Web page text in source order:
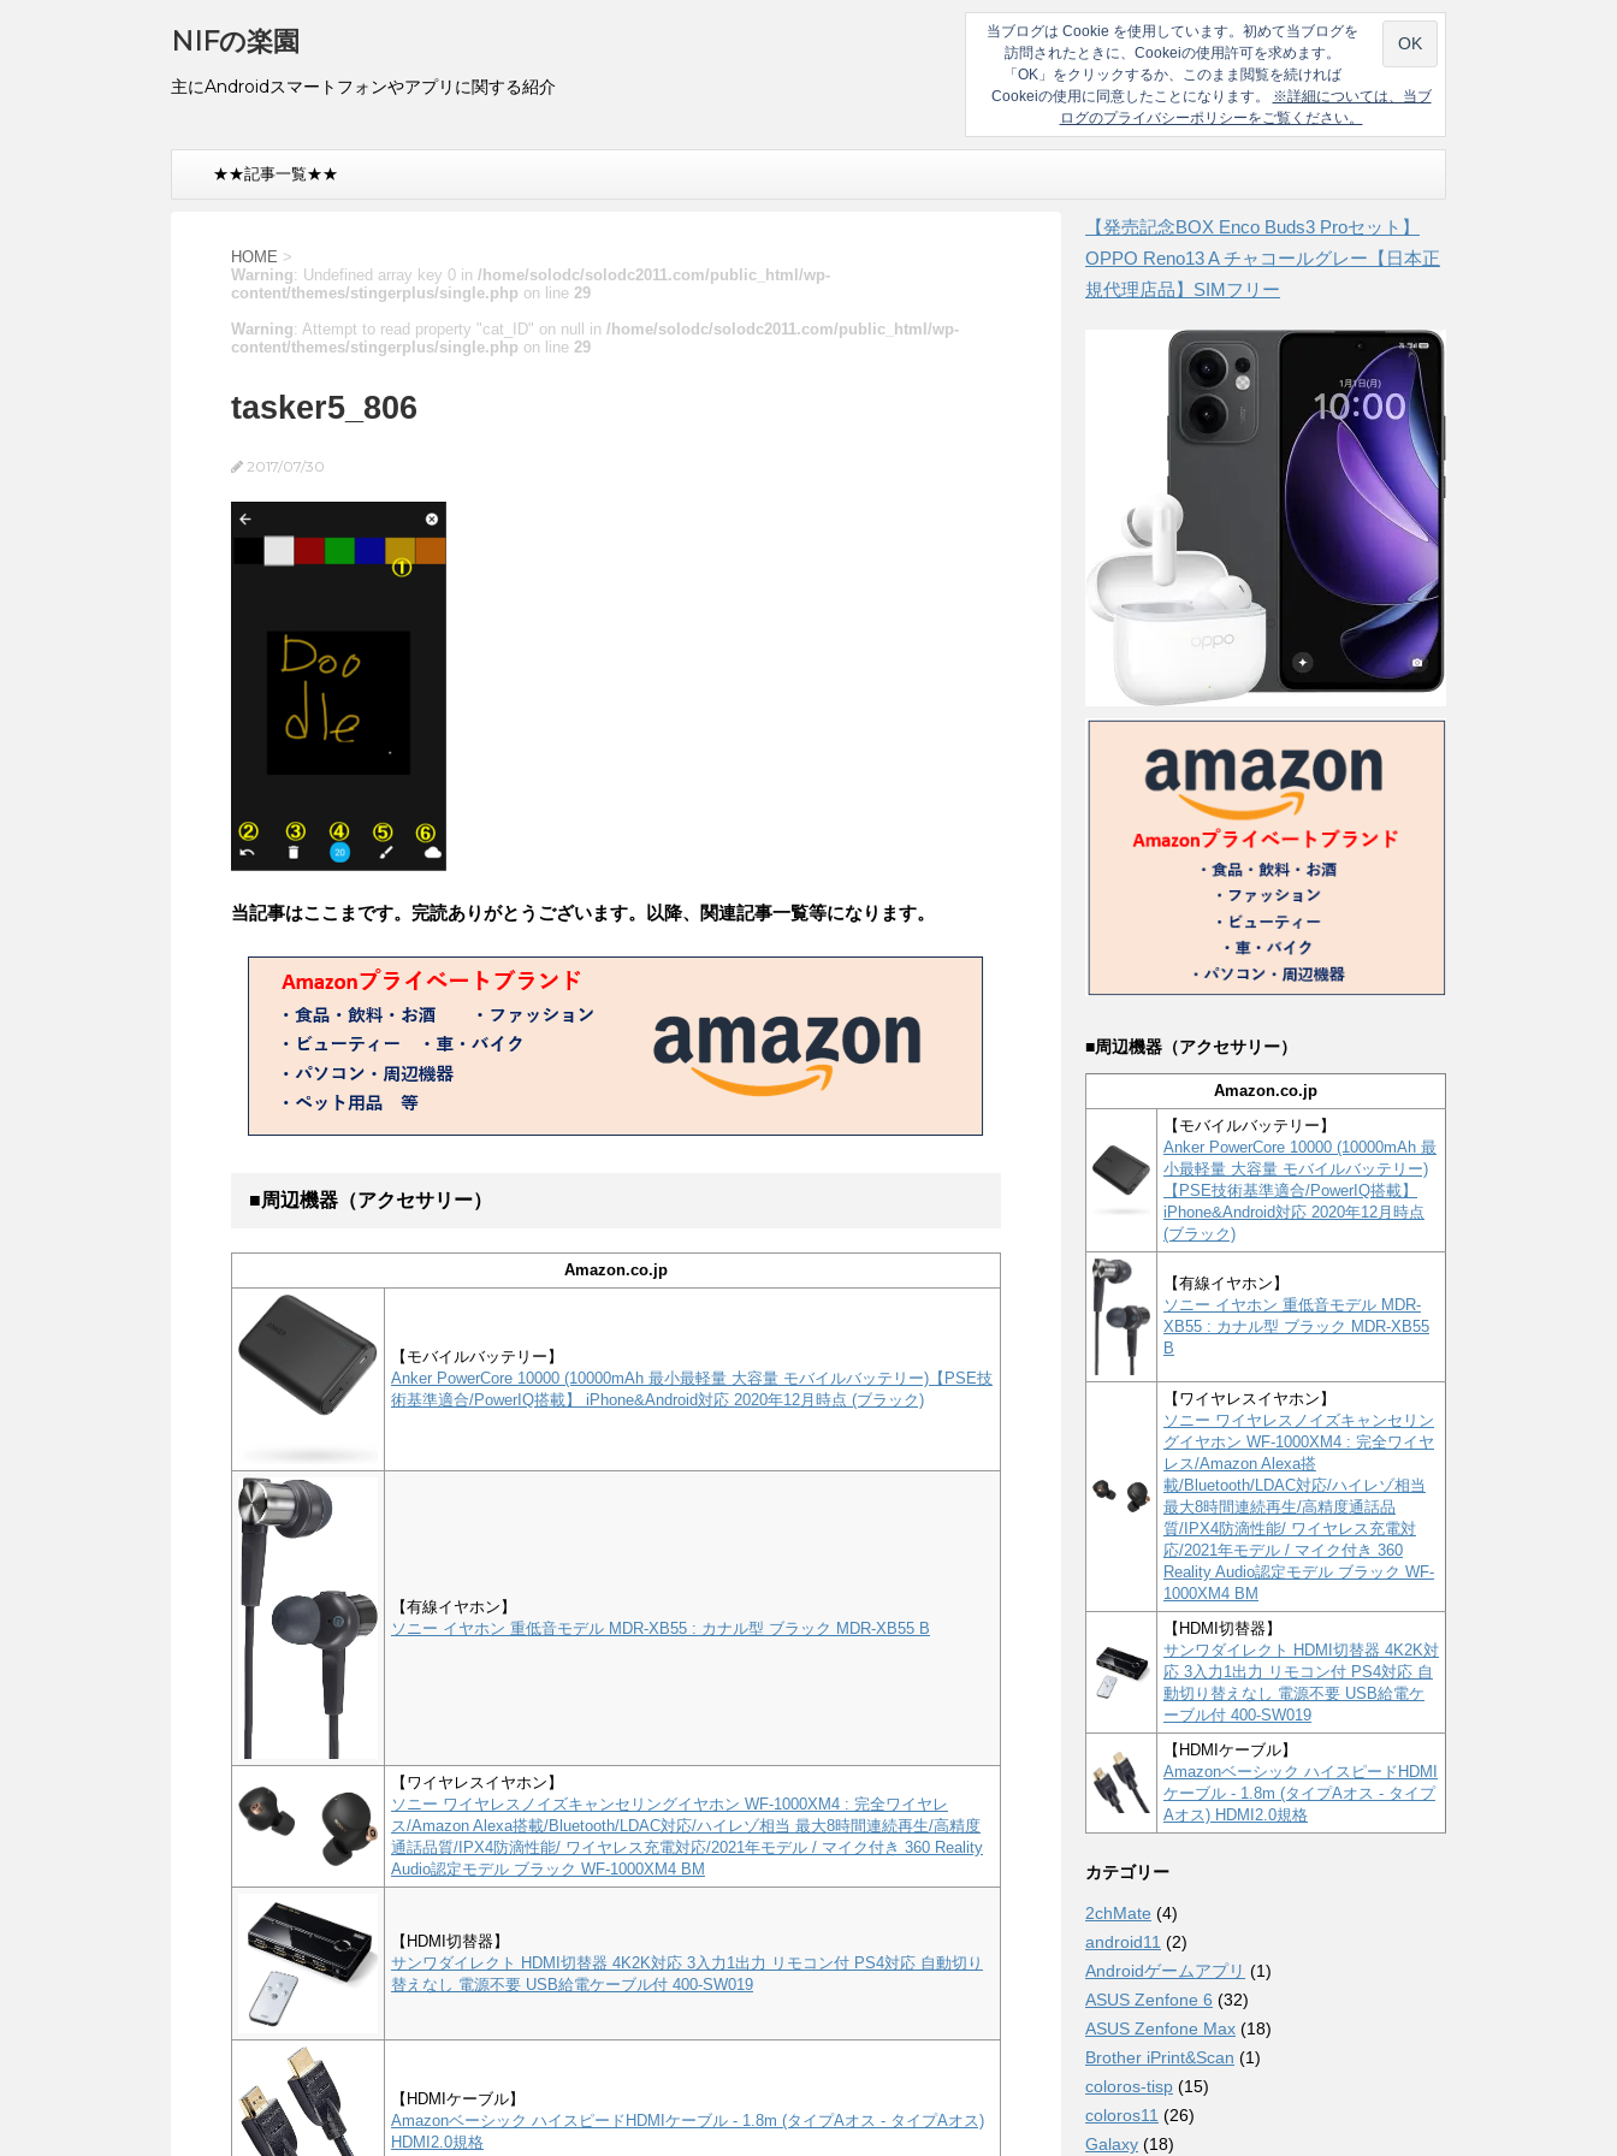
NIFの楽園
主にAndroidスマートフォンやアプリに関する紹介
当ブログは Cookie を使用しています。初めて当ブログを
訪問されたときに、Cookeiの使用許可を求めます。
「OK」をクリックするか、このまま閲覧を続ければ
Cookeiの使用に同意したことになります。
※詳細については、当ブ
ログのプライバシーポリシーをご覧ください。
★★記事一覧★★
HOME >
Warning: Undefined array key 0 in /home/solodc/solodc2011.com/public_html/wp-
content/themes/stingerplus/single.php on line 29
Warning: Attempt to read property "cat_ID" on null in /home/solodc/solodc2011.com/public_html/wp-
content/themes/stingerplus/single.php on line 29
tasker5_806
2017/07/30
当記事はここまです。完読ありがとうございます。以降、関連記事一覧等になります。
■周辺機器（アクセサリー）
Amazon.co.jp
【モバイルバッテリー】
Anker PowerCore 10000 (10000mAh 最小最軽量 大容量 モバイルバッテリー)【PSE技
術基準適合/PowerIQ搭載】 iPhone&Android対応 2020年12月時点 (ブラック)
【有線イヤホン】
ソニー イヤホン 重低音モデル MDR-XB55 : カナル型 ブラック MDR-XB55 B
【ワイヤレスイヤホン】
ソニー ワイヤレスノイズキャンセリングイヤホン WF-1000XM4 : 完全ワイヤレ
ス/Amazon Alexa搭載/Bluetooth/LDAC対応/ハイレゾ相当 最大8時間連続再生/高精度
通話品質/IPX4防滴性能/ ワイヤレス充電対応/2021年モデル / マイク付き 360 Reality
Audio認定モデル ブラック WF-1000XM4 BM
【HDMI切替器】
サンワダイレクト HDMI切替器 4K2K対応 3入力1出力 リモコン付 PS4対応 自動切り
替えなし 電源不要 USB給電ケーブル付 400-SW019
【HDMIケーブル】
Amazonベーシック ハイスピードHDMIケーブル - 1.8m (タイプAオス - タイプAオス)
HDMI2.0規格
【発売記念BOX Enco Buds3 Proセット】
OPPO Reno13 A チャコールグレー【日本正
規代理店品】SIMフリー
■周辺機器（アクセサリー）
Amazon.co.jp
【モバイルバッテリー】
Anker PowerCore 10000 (10000mAh 最
小最軽量 大容量 モバイルバッテリー)
【PSE技術基準適合/PowerIQ搭載】
iPhone&Android対応 2020年12月時点
(ブラック)
【有線イヤホン】
ソニー イヤホン 重低音モデル MDR-
XB55 : カナル型 ブラック MDR-XB55
B
【ワイヤレスイヤホン】
ソニー ワイヤレスノイズキャンセリン
グイヤホン WF-1000XM4 : 完全ワイヤ
レス/Amazon Alexa搭
載/Bluetooth/LDAC対応/ハイレゾ相当
最大8時間連続再生/高精度通話品
質/IPX4防滴性能/ ワイヤレス充電対
応/2021年モデル / マイク付き 360
Reality Audio認定モデル ブラック WF-
1000XM4 BM
【HDMI切替器】
サンワダイレクト HDMI切替器 4K2K対
応 3入力1出力 リモコン付 PS4対応 自
動切り替えなし 電源不要 USB給電ケ
ーブル付 400-SW019
【HDMIケーブル】
Amazonベーシック ハイスピードHDMI
ケーブル - 1.8m (タイプAオス - タイプ
Aオス) HDMI2.0規格
カテゴリー
2chMate (4)
android11 (2)
Androidゲームアプリ (1)
ASUS Zenfone 6 (32)
ASUS Zenfone Max (18)
Brother iPrint&Scan (1)
coloros-tisp (15)
coloros11 (26)
Galaxy (18)